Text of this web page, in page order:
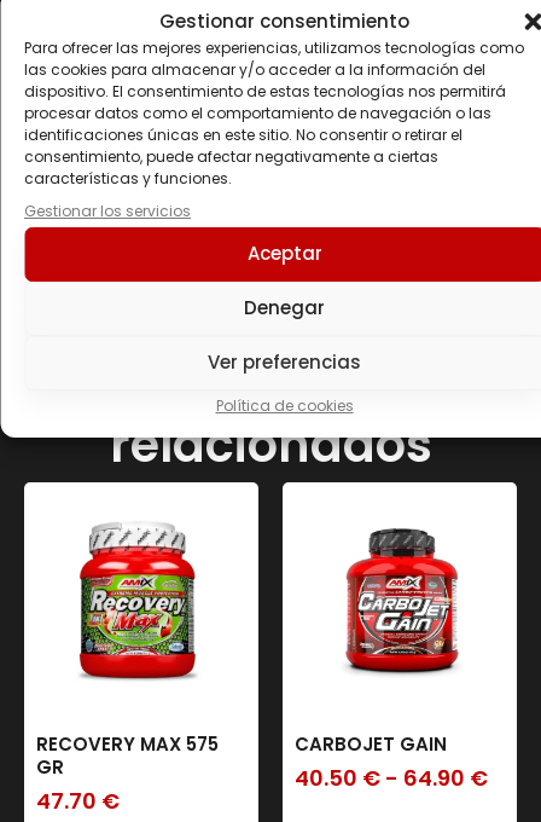
Gestionar consentimiento
Para ofrecer las mejores experiencias, utilizamos tecnologías como
las cookies para almacenar y/o acceder a la información del
dispositivo. El consentimiento de estas tecnologías nos permitirá
procesar datos como el comportamiento de navegación o las
identificaciones únicas en este sitio. No consentir o retirar el
consentimiento, puede afectar negativamente a ciertas
características y funciones.
Gestionar los servicios
Aceptar
Denegar
Ver preferencias
Política de cookies
fuera del alcance de los niños más pequeños.
Conservar bien cerrado en un lugar fresco y seco
Información nutricional
Composición Por 1 cápsula
Cafeína
Productos
relacionados
RECOVERY MAX 575
GR
47.70 €
CARBOJET GAIN
40.50 € - 64.90 €